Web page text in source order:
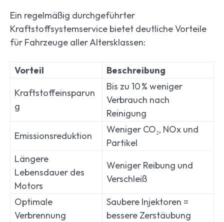
Ein regelmäßig durchgeführter
Kraftstoffsystemservice bietet deutliche Vorteile
für Fahrzeuge aller Altersklassen:
Vorteil
Beschreibung
Kraftstoffeinsparun
g
Bis zu 10 % weniger
Verbrauch nach
Reinigung
Emissionsreduktion
Weniger CO₂, NOx und
Partikel
Längere
Lebensdauer des
Motors
Weniger Reibung und
Verschleiß
Optimale
Verbrennung
Saubere Injektoren =
bessere Zerstäubung